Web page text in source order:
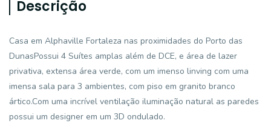
Descrição
Casa em Alphaville Fortaleza nas proximidades do Porto das
DunasPossui 4 Suítes amplas além de DCE, e área de lazer
privativa, extensa área verde, com um imenso linving com uma
imensa sala para 3 ambientes, com piso em granito branco
ártico.Com uma incrível ventilação iluminação natural as paredes
possui um designer em um 3D ondulado.